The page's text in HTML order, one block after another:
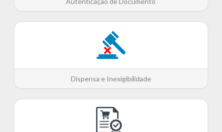
Dispensa e Inexigibilidade